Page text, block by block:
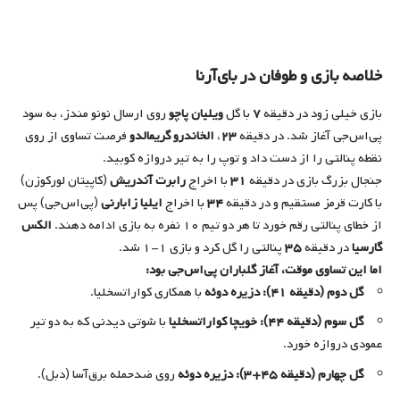
خلاصه بازی و طوفان در بای‌آرنا
بازی خیلی زود در دقیقه۷با گلویلیان پاچوروی ارسال نونو مندز، به سود
پی‌اس‌جی آغاز شد. در دقیقه۲۳، الخاندرو گریمالدوفرصت تساوی از روی
نقطه پنالتی را از دست داد و توپ را به تیر دروازه کوبید.
جنجال بزرگ بازی در دقیقه ۳۱با اخراجرابرت آندریش(کاپیتان لورکوزن)
با کارت قرمز مستقیم و در دقیقه۳۴با اخراجایلیا زابارنی(پی‌اس‌جی) پس
از خطای پنالتی رقم خورد تا هر دو تیم ۱۰ نفره به بازی ادامه دهند.
الکس
گارسیادر دقیقه۳۵پنالتی را گل کرد و بازی ۱-۱ شد.
اما این تساوی موقت، آغاز گلباران پی‌اس‌جی بود:
گل دوم (دقیقه ۴۱):
دزیره دوئهبا همکاری کواراتسخلیا.
گل سوم (دقیقه ۴۴):
خویچا کواراتسخلیابا شوتی دیدنی که به دو تیر
عمودی دروازه خورد.
گل چهارم (دقیقه ۴۵+۳):
دزیره دوئهروی ضدحمله برق‌آسا (دبل).